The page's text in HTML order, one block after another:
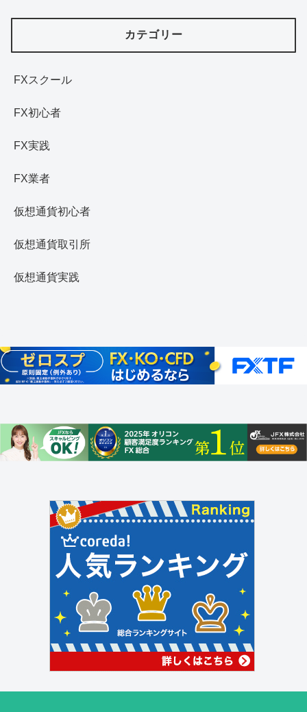
カテゴリー
FXスクール
FX初心者
FX実践
FX業者
仮想通貨初心者
仮想通貨取引所
仮想通貨実践